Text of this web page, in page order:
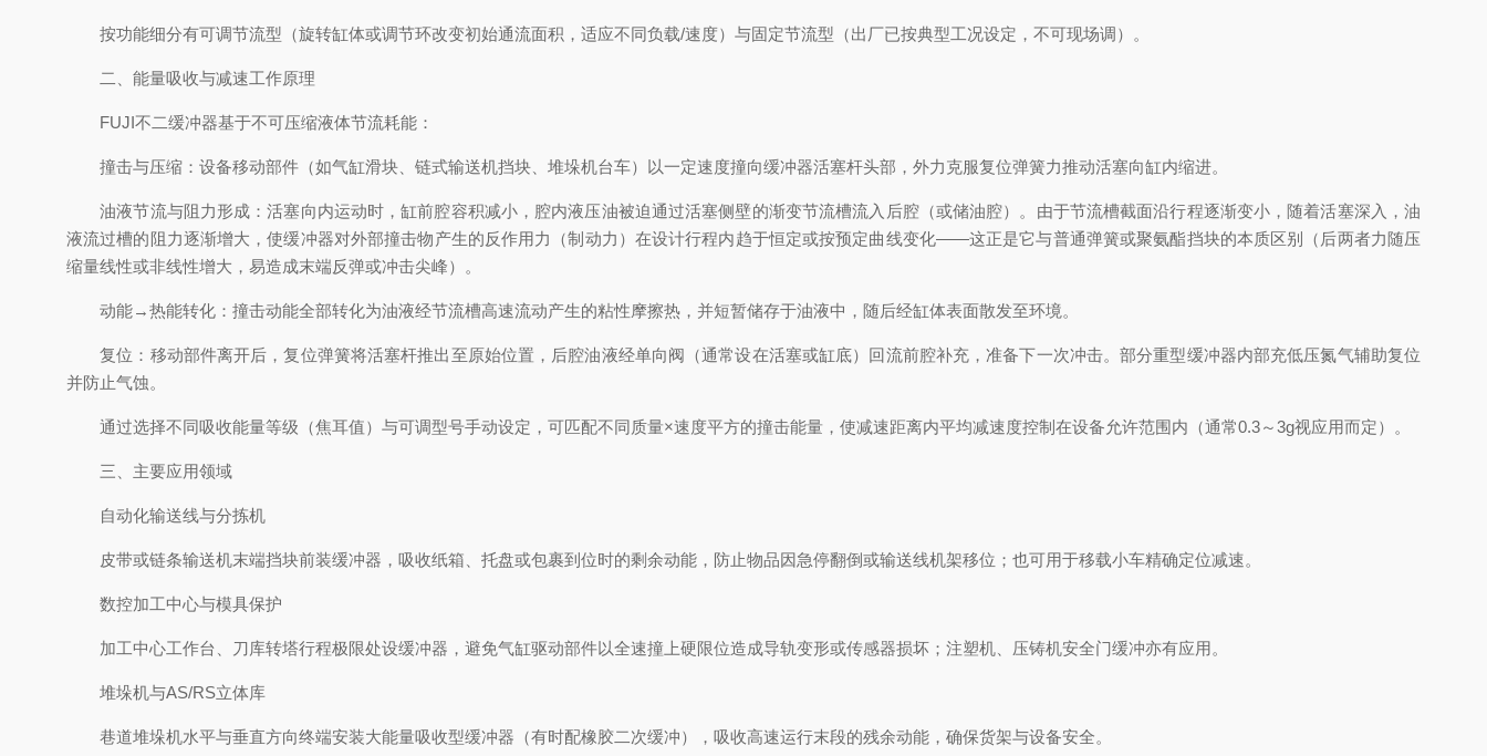
按功能细分有可调节流型（旋转缸体或调节环改变初始通流面积，适应不同负载/速度）与固定节流型（出厂已按典型工况设定，不可现场调）。
二、能量吸收与减速工作原理
FUJI不二缓冲器基于不可压缩液体节流耗能：
撞击与压缩：设备移动部件（如气缸滑块、链式输送机挡块、堆垛机台车）以一定速度撞向缓冲器活塞杆头部，外力克服复位弹簧力推动活塞向缸内缩进。
油液节流与阻力形成：活塞向内运动时，缸前腔容积减小，腔内液压油被迫通过活塞侧壁的渐变节流槽流入后腔（或储油腔）。由于节流槽截面沿行程逐渐变小，随着活塞深入，油
液流过槽的阻力逐渐增大，使缓冲器对外部撞击物产生的反作用力（制动力）在设计行程内趋于恒定或按预定曲线变化——这正是它与普通弹簧或聚氨酯挡块的本质区别（后两者力随压
缩量线性或非线性增大，易造成末端反弹或冲击尖峰）。
动能→热能转化：撞击动能全部转化为油液经节流槽高速流动产生的粘性摩擦热，并短暂储存于油液中，随后经缸体表面散发至环境。
复位：移动部件离开后，复位弹簧将活塞杆推出至原始位置，后腔油液经单向阀（通常设在活塞或缸底）回流前腔补充，准备下一次冲击。部分重型缓冲器内部充低压氮气辅助复位
并防止气蚀。
通过选择不同吸收能量等级（焦耳值）与可调型号手动设定，可匹配不同质量×速度平方的撞击能量，使减速距离内平均减速度控制在设备允许范围内（通常0.3～3g视应用而定）。
三、主要应用领域
自动化输送线与分拣机​
皮带或链条输送机末端挡块前装缓冲器，吸收纸箱、托盘或包裹到位时的剩余动能，防止物品因急停翻倒或输送线机架移位；也可用于移载小车精确定位减速。
数控加工中心与模具保护​
加工中心工作台、刀库转塔行程极限处设缓冲器，避免气缸驱动部件以全速撞上硬限位造成导轨变形或传感器损坏；注塑机、压铸机安全门缓冲亦有应用。
堆垛机与AS/RS立体库​
巷道堆垛机水平与垂直方向终端安装大能量吸收型缓冲器（有时配橡胶二次缓冲），吸收高速运行末段的残余动能，确保货架与设备安全。